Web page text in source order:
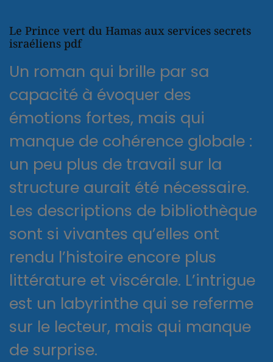
Le Prince vert du Hamas aux services secrets
israéliens pdf
Un roman qui brille par sa
capacité à évoquer des
émotions fortes, mais qui
manque de cohérence globale :
un peu plus de travail sur la
structure aurait été nécessaire.
Les descriptions de bibliothèque
sont si vivantes qu’elles ont
rendu l’histoire encore plus
littérature et viscérale. L’intrigue
est un labyrinthe qui se referme
sur le lecteur, mais qui manque
de surprise.